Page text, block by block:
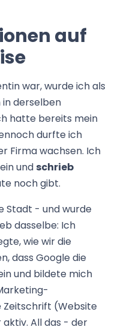
auf
war, wurde ich als
derselben
hatte bereits mein
durfte ich
Firma wachsen. Ich
ein und schrieb
noch gibt.
Stadt - und wurde
dasselbe: Ich
wie wir die
dass Google die
und bildete mich
Zeitschrift (Website
All das - der